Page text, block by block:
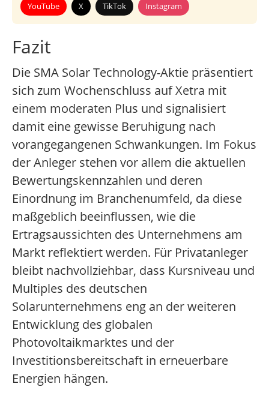
YouTube X TikTok Instagram
Fazit
Die SMA Solar Technology-Aktie präsentiert
sich zum Wochenschluss auf Xetra mit
einem moderaten Plus und signalisiert
damit eine gewisse Beruhigung nach
vorangegangenen Schwankungen. Im Fokus
der Anleger stehen vor allem die aktuellen
Bewertungskennzahlen und deren
Einordnung im Branchenumfeld, da diese
maßgeblich beeinflussen, wie die
Ertragsaussichten des Unternehmens am
Markt reflektiert werden. Für Privatanleger
bleibt nachvollziehbar, dass Kursniveau und
Multiples des deutschen
Solarunternehmens eng an der weiteren
Entwicklung des globalen
Photovoltaikmarktes und der
Investitionsbereitschaft in erneuerbare
Energien hängen.